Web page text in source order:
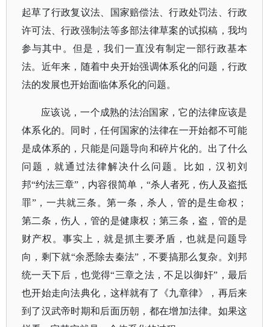
起草了行政复议法、国家赔偿法、行政处罚法、行政
许可法、行政强制法等多部法律草案的试拟稿，我均
参与其中。但是，我们一直没有制定一部行政基本
法。近年来，随着中央开始强调体系化的问题，行政
法的发展也开始面临体系化的问题。
应该说，一个成熟的法治国家，它的法律应该是
体系化的。同时，任何国家的法律在一开始都不可能
是成体系的，只能是问题导向和碎片化的。出了什么
问题，就通过法律解决什么问题。比如，汉初刘
邦“约法三章”，内容很简单，“杀人者死，伤人及盗抵
罪”，一共就三条。第一条，杀人，管的是生命权；
第二条，伤人，管的是健康权；第三条，盗，管的是
财产权。事实上，就是抓主要矛盾，也就是问题导
向，剩下就“余悉除去秦法”，不要搞那么复杂。刘邦
统一天下后，也觉得“三章之法，不足以御奸”，最后
也开始走向法典化，这样就有了《九章律》，再后来
到了汉武帝时期和后面历朝，都在增加法律。如果这